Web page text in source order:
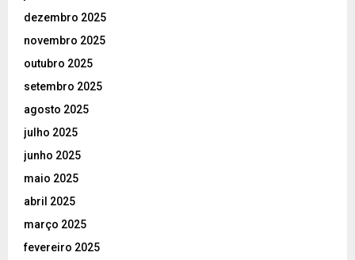
dezembro 2025
novembro 2025
outubro 2025
setembro 2025
agosto 2025
julho 2025
junho 2025
maio 2025
abril 2025
março 2025
fevereiro 2025